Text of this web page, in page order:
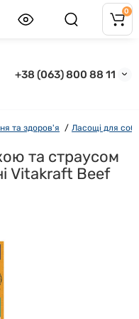
+38 (063) 800 88 11
0
та здоров'я Ласощі для
та страусом
Vitakraft Beef